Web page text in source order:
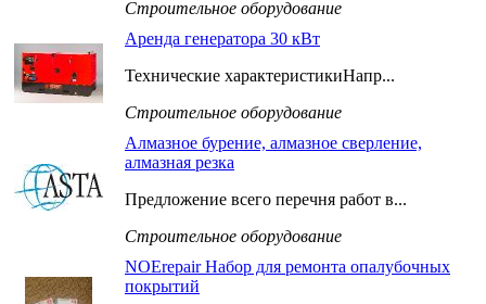
Строительное оборудование
Аренда генератора 30 кВт
Технические характеристикиНапр...
Строительное оборудование
Алмазное бурение, алмазное сверление,
алмазная резка
Предложение всего перечня работ в...
Строительное оборудование
NOErepair Набор для ремонта опалубочных
покрытий